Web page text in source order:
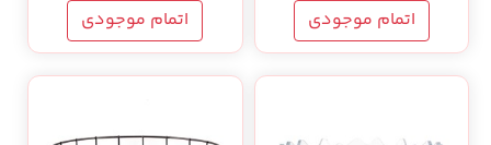
اتمام موجودی اتمام موجودی